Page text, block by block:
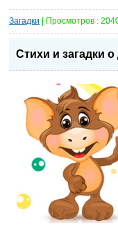
Загадки | Просмотров :
Стихи и загадки